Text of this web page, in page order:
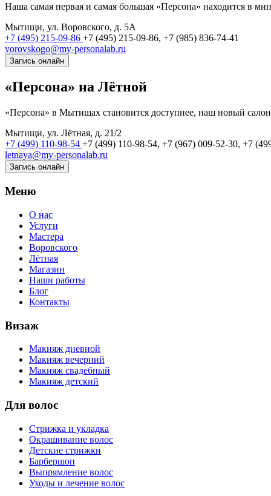
Наша самая первая и самая большая «Персона» находится
Мытищи, ул. Воровского, д. 5А
+7 (495) 215-09-86 +7 (495) 215-09-86, +7 (985) 836-74-41
vorovskogo@my-personalab.ru
Запись онлайн
«Персона» на Лётной
«Персона» в Мытищах становится доступнее, наш новый
Мытищи, ул. Лётная, д. 21/2
+7 (499) 110-98-54 +7 (499) 110-98-54, +7 (967) 009-52-30, +7
letnaya@my-personalab.ru
Запись онлайн
Меню
О нас
Услуги
Мастера
Воровского
Лётная
Магазин
Наши работы
Блог
Контакты
Визаж
Макияж дневной
Макияж вечерний
Макияж свадебный
Макияж детский
Для волос
Стрижка и укладка
Окрашивание волос
Детские стрижки
Барбершоп
Выпрямление волос
Уходы и лечение волос